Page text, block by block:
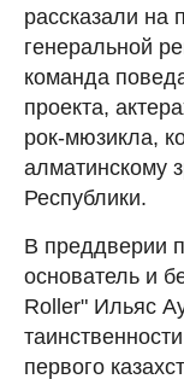
рассказали на
генеральной
команда
проекта,
рок-мюзикла,
алматинскому
Республики.
В преддверии
основатель и
Roller" Ильяс
первого